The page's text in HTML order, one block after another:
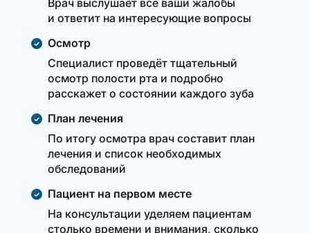
и ответит на интересующие вопросы
Осмотр
Специалист проведёт тщательный
осмотр полости рта и подробно
расскажет о состоянии каждого зуба
План лечения
По итогу осмотра врач составит план
лечения и список необходимых
обследований
Пациент на первом месте
На консультации уделяем пациентам
столько времени и внимания, сколько